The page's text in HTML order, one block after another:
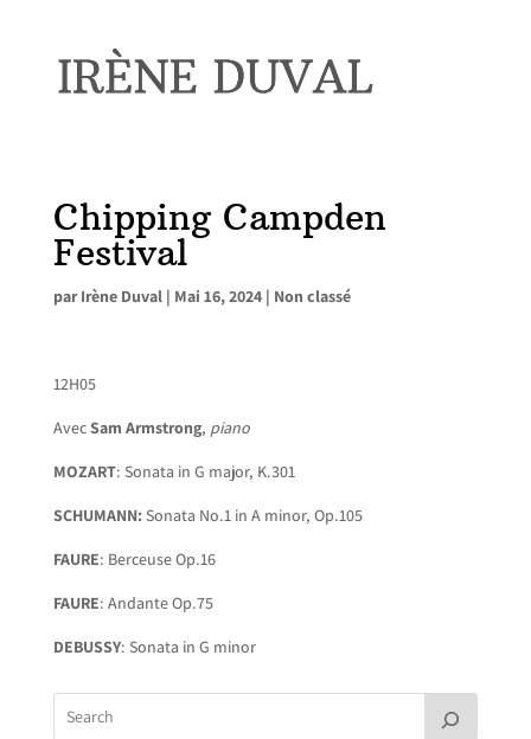
Chipping Campden
Festival
parIrène Duval| Mai 16, 2024| Non classé
12H05
AvecSam Armstrong, piano
MOZART: Sonata in G major, K.301
SCHUMANN: Sonata No.1 in A minor, Op.105
FAURE: Berceuse Op.16
FAURE: Andante Op.75
DEBUSSY: Sonata in G minor